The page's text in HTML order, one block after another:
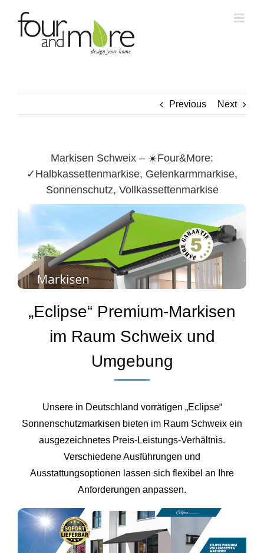
content
Previous Next
Markisen Schweix – ☀️Four&More:
✓Halbkassettenmarkise, Gelenkarmmarkise,
Sonnenschutz, Vollkassettenmarkise
„Eclipse“ Premium-Markisen
im Raum Schweix und
Umgebung
Unsere in Deutschland vorrätigen „Eclipse“
Sonnenschutzmarkisen bieten im Raum Schweix ein
ausgezeichnetes Preis‑Leistungs‑Verhältnis.
Verschiedene Ausführungen und
Ausstattungsoptionen lassen sich flexibel an Ihre
Anforderungen anpassen.